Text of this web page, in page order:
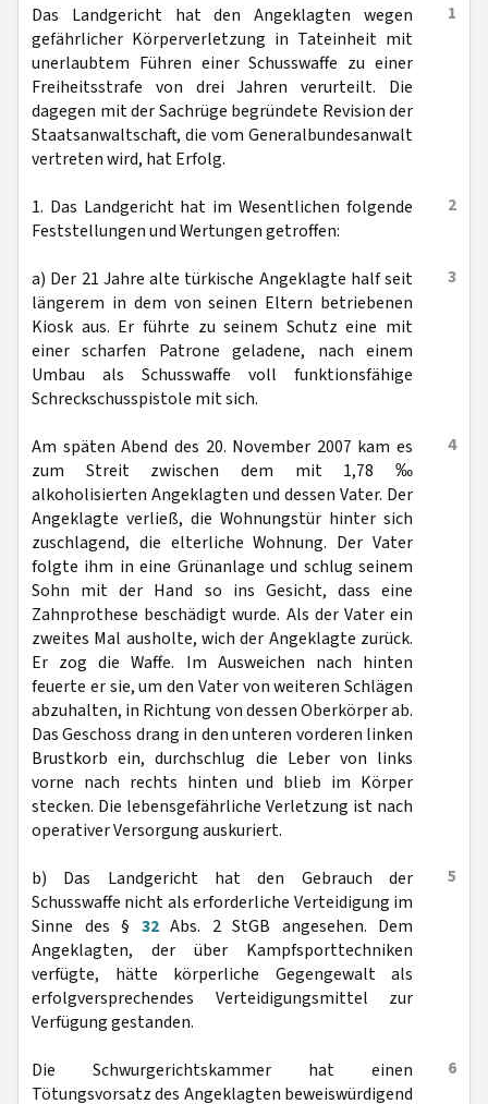
1
Das Landgericht hat den Angeklagten wegen
gefährlicher Körperverletzung in Tateinheit mit
unerlaubtem Führen einer Schusswaffe zu einer
Freiheitsstrafe von drei Jahren verurteilt. Die
dagegen mit der Sachrüge begründete Revision der
Staatsanwaltschaft, die vom Generalbundesanwalt
vertreten wird, hat Erfolg.
2
1. Das Landgericht hat im Wesentlichen folgende
Feststellungen und Wertungen getroffen:
3
a) Der 21 Jahre alte türkische Angeklagte half seit
längerem in dem von seinen Eltern betriebenen
Kiosk aus. Er führte zu seinem Schutz eine mit
einer scharfen Patrone geladene, nach einem
Umbau als Schusswaffe voll funktionsfähige
Schreckschusspistole mit sich.
4
Am späten Abend des 20. November 2007 kam es
zum Streit zwischen dem mit 1,78 ‰
alkoholisierten Angeklagten und dessen Vater. Der
Angeklagte verließ, die Wohnungstür hinter sich
zuschlagend, die elterliche Wohnung. Der Vater
folgte ihm in eine Grünanlage und schlug seinem
Sohn mit der Hand so ins Gesicht, dass eine
Zahnprothese beschädigt wurde. Als der Vater ein
zweites Mal ausholte, wich der Angeklagte zurück.
Er zog die Waffe. Im Ausweichen nach hinten
feuerte er sie, um den Vater von weiteren Schlägen
abzuhalten, in Richtung von dessen Oberkörper ab.
Das Geschoss drang in den unteren vorderen linken
Brustkorb ein, durchschlug die Leber von links
vorne nach rechts hinten und blieb im Körper
stecken. Die lebensgefährliche Verletzung ist nach
operativer Versorgung auskuriert.
5
b) Das Landgericht hat den Gebrauch der
Schusswaffe nicht als erforderliche Verteidigung im
Sinne des § 32Abs. 2 StGB angesehen. Dem
Angeklagten, der über Kampfsporttechniken
verfügte, hätte körperliche Gegengewalt als
erfolgversprechendes Verteidigungsmittel zur
Verfügung gestanden.
6
Die Schwurgerichtskammer hat einen
Tötungsvorsatz des Angeklagten beweiswürdigend